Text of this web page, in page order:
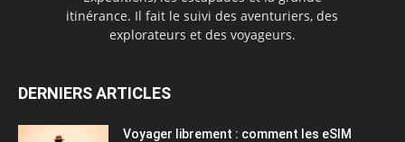
itinérance. Il fait le suivi des aventuriers, des
explorateurs et des voyageurs.
DERNIERS ARTICLES
Voyager librement : comment les eSIM